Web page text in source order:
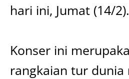
hari ini, Jumat (14/2).
Konser ini
rangkaian tur dunia